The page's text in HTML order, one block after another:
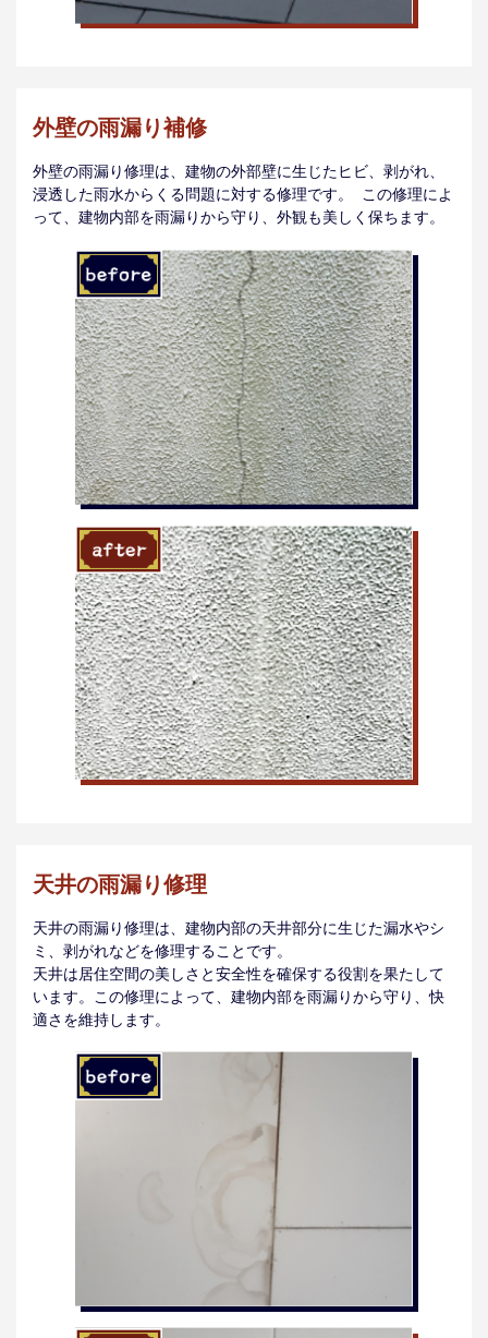
外壁の雨漏り補修
外壁の雨漏り修理は、建物の外部壁に生じたヒビ、剥がれ、
浸透した雨水からくる問題に対する修理です。 この修理によ
って、建物内部を雨漏りから守り、外観も美しく保ちます。
天井の雨漏り修理
天井の雨漏り修理は、建物内部の天井部分に生じた漏水やシ
ミ、剥がれなどを修理することです。
天井は居住空間の美しさと安全性を確保する役割を果たして
います。この修理によって、建物内部を雨漏りから守り、快
適さを維持します。